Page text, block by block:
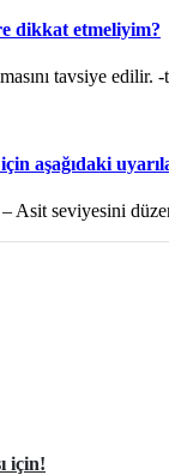
dikkat etmeliyim?
tavsiye
aşağıdaki
Asit seviyesini
için!